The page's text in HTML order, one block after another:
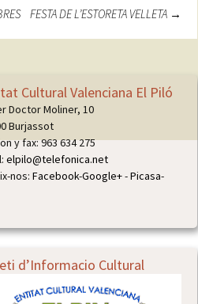
FESTA DE L’ESTORETA VELLETA →
Cultural Valenciana El Piló
Doctor Moliner, 10
Burjassot
y fax: 963 634 275
elpilo@telefonica.net
nos: Facebook-Google+-Picasa-
d’Informacio Cultural